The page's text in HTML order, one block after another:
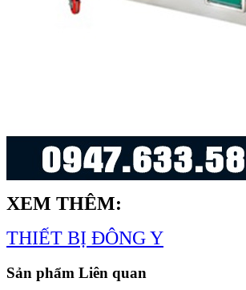
XEM THÊM:
THIẾT BỊ ĐÔNG Y
Sản phẩm Liên quan